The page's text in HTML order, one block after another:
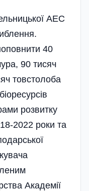
АЕС
40
90 тисяч
товстолоба
розвитку
2022 роки та
Академії